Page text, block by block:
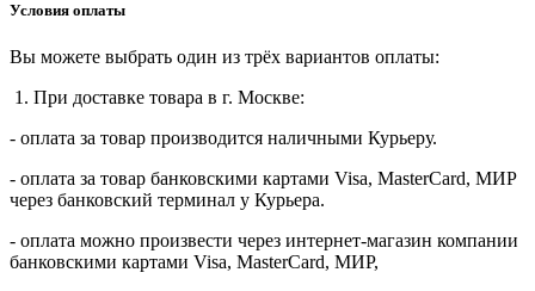
Условия оплаты
Вы можете выбрать один из трёх вариантов оплаты:
1. При доставке товара в г. Москве:
- оплата за товар производится наличными Курьеру.
- оплата за товар банковскими картами Visa, MasterСard, МИР
через банковский терминал у Курьера.
- оплата можно произвести через интернет-магазин компании
банковскими картами Visa, MasterСard, МИР,